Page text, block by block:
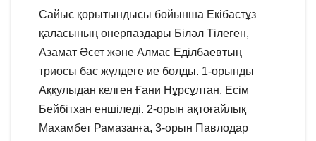
Сайыс қорытындысы бойынша Екібастұз
қаласының өнерпаздары Біләл Тілеген,
Азамат Әсет және Алмас Еділбаевтың
триосы бас жүлдеге ие болды. 1-орынды
Аққулыдан келген Ғани Нұрсұлтан, Есім
Бейбітхан еншіледі. 2-орын ақтоғайлық
Махамбет Рамазанға, 3-орын Павлодар